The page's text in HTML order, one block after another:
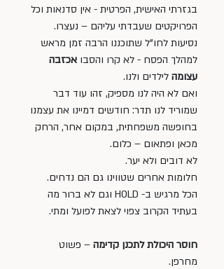
בגזרתי האישית, הפרטית - אין סדנאות וכל
הפרויקטים שעבדתי עליהם – נעצרו.
נסיעות לחו"ל שתוכננו הרבה זמן מראש
למהלך הפסח - לא קרו והסבו אכזבה
עצומה לילדים ולנו.
ואם לא היה לנו מספיק, זהו עוד דבר
שמוריד לנו תדר: חודשים דמיינו את עצמנו
בחופשה משפחתית, במקום אחר, הרחק
מכאן ופתאום – כלום.
לא דובים ולא יער.
חלומות אחרים שטווינו גם הם נדחים.
הכל מרגיש ב- HOLD וגם לא ברור מה
בעתיד הקרוב צפוי לצאת לפועל ומתי.
חוסר היכולת לתכנן קדימה – פשוט
מחרפן.